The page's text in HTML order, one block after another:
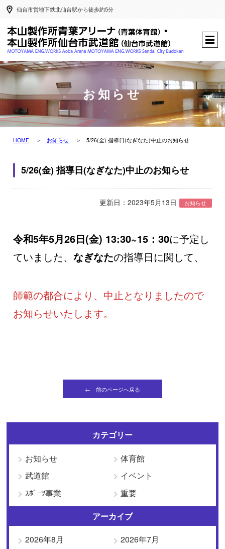
仙台市営地下鉄北仙台駅から徒歩約5分
お知らせ
HOME お知らせ 5/26(金) 指導日(なぎなた)中止のお知らせ
5/26(金) 指導日(なぎなた)中止のお知らせ
更新日：2023年5月13日 お知らせ
令和5年5月26日(金) 13:30~15：30に予定し
ていました、なぎなたの指導日に関して、
師範の都合により、中止となりましたので
お知らせいたします。
← 前のページへ戻る
カテゴリー
お知らせ
体育館
武道館
イベント
ｽﾎﾟｰﾂ事業
重要
アーカイブ
2026年8月
2026年7月